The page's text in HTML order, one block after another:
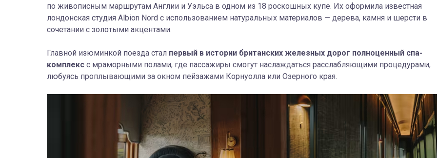
по живописным маршрутам Англии и Уэльса в одном из 18 роскошных купе. Их оформила известная
лондонская студия Albion Nord с использованием натуральных материалов — дерева, камня и шерсти в
сочетании с золотыми акцентами.
Главной изюминкой поезда стал первый в истории британских железных дорог полноценный спа-
комплекс с мраморными полами, где пассажиры смогут наслаждаться расслабляющими процедурами,
любуясь проплывающими за окном пейзажами Корнуолла или Озерного края.